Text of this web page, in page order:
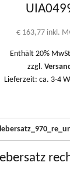
€163,77 inkl.
Enthält 20%
zzgl.
Lieferzeit: ca. 3-4